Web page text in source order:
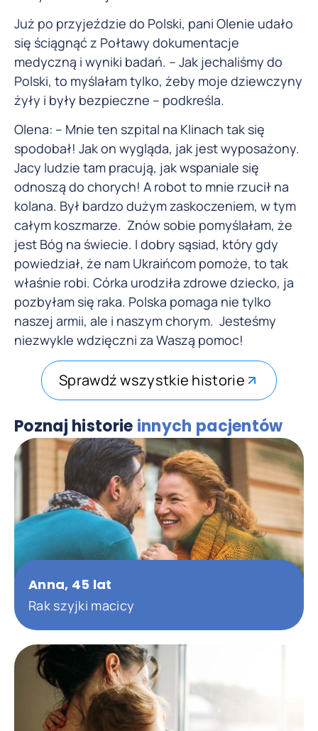
Już po przyjeździe do Polski, pani Olenie udało
się ściągnąć z Połtawy dokumentacje
medyczną i wyniki badań. – Jak jechaliśmy do
Polski, to myślałam tylko, żeby moje dziewczyny
żyły i były bezpieczne – podkreśla.
Olena: – Mnie ten szpital na Klinach tak się
spodobał! Jak on wygląda, jak jest wyposażony.
Jacy ludzie tam pracują, jak wspaniale się
odnoszą do chorych! A robot to mnie rzucił na
kolana. Był bardzo dużym zaskoczeniem, w tym
całym koszmarze. Znów sobie pomyślałam, że
jest Bóg na świecie. I dobry sąsiad, który gdy
powiedział, że nam Ukraińcom pomoże, to tak
właśnie robi. Córka urodziła zdrowe dziecko, ja
pozbyłam się raka. Polska pomaga nie tylko
naszej armii, ale i naszym chorym. Jesteśmy
niezwykle wdzięczni za Waszą pomoc!
Sprawdź wszystkie historie
Poznaj historie innych pacjentów
Anna, 45 lat
Rak szyjki macicy